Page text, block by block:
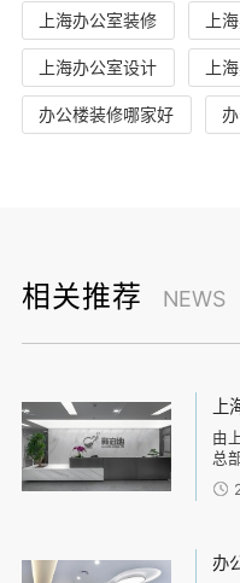
上海办公室装修 上
上海办公室设计 上
办公楼装修哪家好
相关推荐 NEWS
由
总
区
面